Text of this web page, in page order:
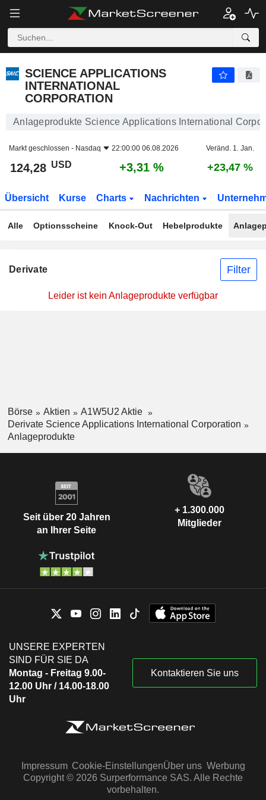
SCIENCE APPLICATIONS
INTERNATIONAL
CORPORATION
Anlageprodukte Science Applications International
Markt geschlossen - Nasdaq 22:00:00 06.08.2026 Veränd. 1. Jan.
124,28 USD +3,31 % +23,47 %
Übersicht Kurse Charts Nachrichten
Alle Optionsscheine Knock-Out Hebelprodukte
Derivate Filter
Leider ist kein Anlageprodukte verfügbar
Börse Aktien
A1W5U2 Aktie
Derivate Science Applications International Corporation
Anlageprodukte
Seit über 20 Jahren
an Ihrer Seite
+ 1.300.000
Mitglieder
UNSERE EXPERTEN
SIND FÜR SIE DA
Montag - Freitag 9.00-
12.00 Uhr / 14.00-18.00
Uhr
Kontaktieren Sie uns
Impressum Cookie-EinstellungenÜber uns Werbung
Copyright © 2026 Surperformance SAS. Alle Rechte
vorbehalten.